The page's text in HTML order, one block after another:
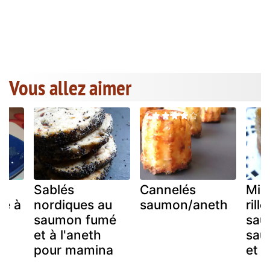
Vous allez aimer
à
Sablés
nordiques au
saumon fumé
et à l'aneth
pour mamina
Cannelés
saumon/aneth
et